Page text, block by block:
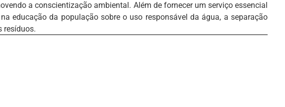
a conscientização ambiental. Além de fornecer um serviço essencial
educação da população sobre o uso responsável da água, a separação
resíduos.